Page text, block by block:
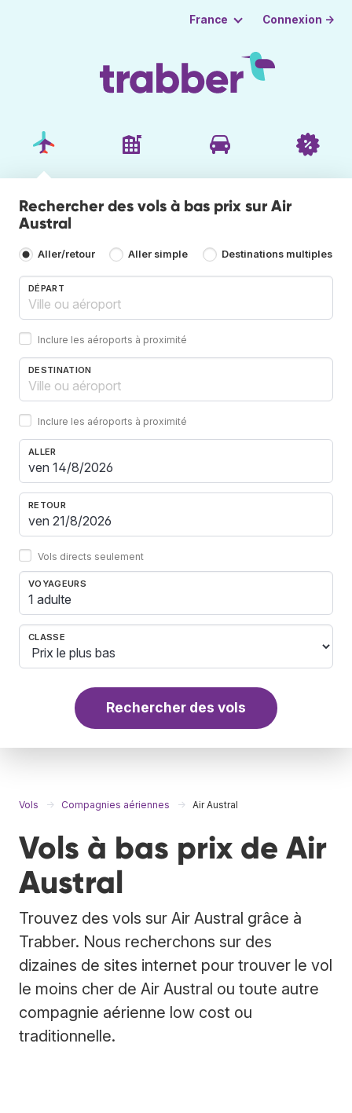
France Connexion →
Rechercher des vols à bas prix sur Air
Austral
Aller/retour Aller simple Destinations multiples
DÉPART
Inclure les aéroports à proximité
DESTINATION
Inclure les aéroports à proximité
ALLER
RETOUR
Vols directs seulement
VOYAGEURS
1 adulte
CLASSE
Rechercher des vols
Vols Compagnies aériennes Air Austral
Vols à bas prix de Air
Austral
Trouvez des vols sur Air Austral grâce à
Trabber. Nous recherchons sur des
dizaines de sites internet pour trouver le vol
le moins cher de Air Austral ou toute autre
compagnie aérienne low cost ou
traditionnelle.